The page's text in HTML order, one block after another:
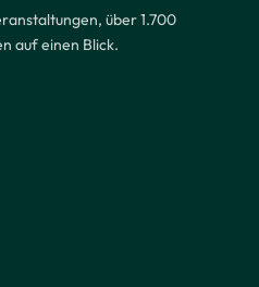
über 1.700
auf einen Blick.